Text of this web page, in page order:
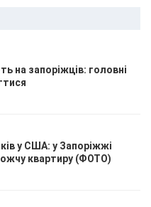
на запоріжців: головні
у США: у Запоріжжі
квартиру (ФОТО)